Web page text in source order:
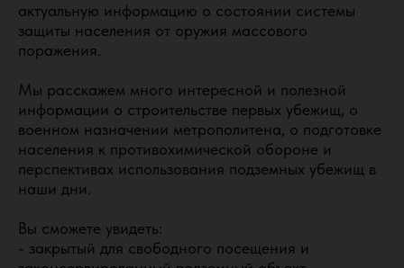
актуальную информацию о состоянии системы
защиты населения от оружия массового
поражения.
Мы расскажем много интересной и полезной
информации о строительстве первых убежищ, о
военном назначении метрополитена, о подготовке
населения к противохимической обороне и
перспективах использования подземных убежищ в
наши дни.
Вы сможете увидеть:
- закрытый для свободного посещения и